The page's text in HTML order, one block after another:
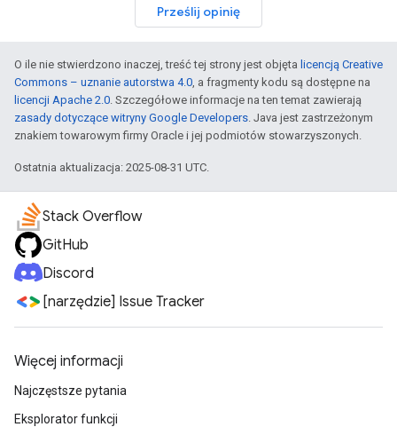
Prześlij opinię
O ile nie stwierdzono inaczej, treść tej strony jest objęta licencją Creative
Commons – uznanie autorstwa 4.0, a fragmenty kodu są dostępne na
licencji Apache 2.0. Szczegółowe informacje na ten temat zawierają
zasady dotyczące witryny Google Developers. Java jest zastrzeżonym
znakiem towarowym firmy Oracle i jej podmiotów stowarzyszonych.
Ostatnia aktualizacja: 2025-08-31 UTC.
Stack Overflow
GitHub
Discord
[narzędzie] Issue Tracker
Więcej informacji
Najczęstsze pytania
Eksplorator funkcji